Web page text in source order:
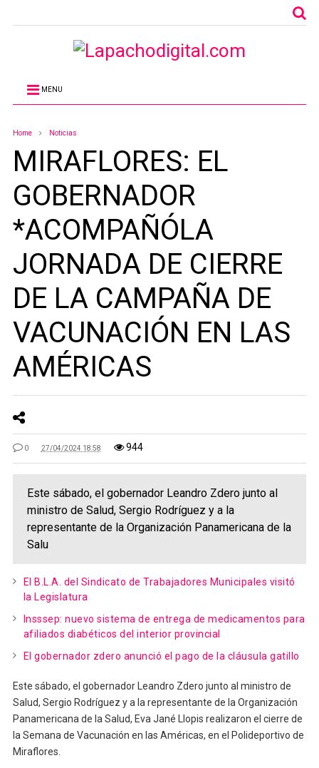
MENU
Home Noticias
MIRAFLORES: EL
GOBERNADOR
*ACOMPAÑÓLA
JORNADA DE CIERRE
DE LA CAMPAÑA DE
VACUNACIÓN EN LAS
AMÉRICAS
0 27/04/2024 18:58 944
Este sábado, el gobernador Leandro Zdero junto al
ministro de Salud, Sergio Rodríguez y a la
representante de la Organización Panamericana de la
Salu
El B.L.A. del Sindicato de Trabajadores Municipales visitó
la Legislatura
Insssep: nuevo sistema de entrega de medicamentos para
afiliados diabéticos del interior provincial
El gobernador zdero anunció el pago de la cláusula gatillo
Este sábado, el gobernador Leandro Zdero junto al ministro de
Salud, Sergio Rodríguez y a la representante de la Organización
Panamericana de la Salud, Eva Jané Llopis realizaron el cierre de
la Semana de Vacunación en las Américas, en el Polideportivo de
Miraflores.